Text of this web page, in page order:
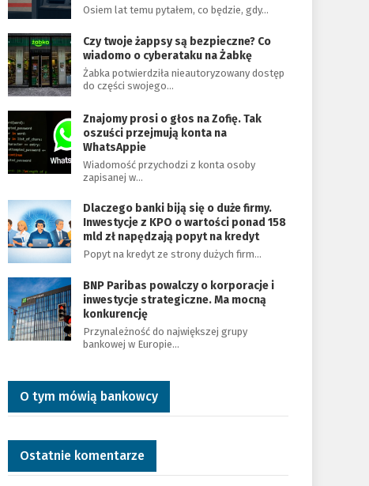
Osiem lat temu pytałem, co będzie, gdy…
Czy twoje żappsy są bezpieczne? Co
wiadomo o cyberataku na Żabkę
Żabka potwierdziła nieautoryzowany dostęp
do części swojego…
Znajomy prosi o głos na Zofię. Tak
oszuści przejmują konta na
WhatsAppie
Wiadomość przychodzi z konta osoby
zapisanej w…
Dlaczego banki biją się o duże firmy.
Inwestycje z KPO o wartości ponad 158
mld zł napędzają popyt na kredyt
Popyt na kredyt ze strony dużych firm…
BNP Paribas powalczy o korporacje i
inwestycje strategiczne. Ma mocną
konkurencję
Przynależność do największej grupy
bankowej w Europie…
O tym mówią bankowcy
Ostatnie komentarze